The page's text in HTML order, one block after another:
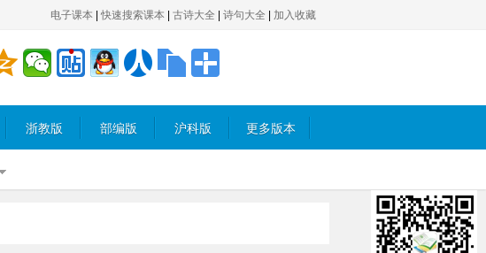
电子课本 快速搜索课本 古诗大全 诗句大全 加入收藏
浙教版 部编版 沪科版 更多版本